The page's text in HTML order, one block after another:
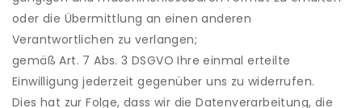
oder die Übermittlung an einen anderen
Verantwortlichen zu verlangen;
gemäß Art. 7 Abs. 3 DSGVO Ihre einmal erteilte
Einwilligung jederzeit gegenüber uns zu widerrufen.
Dies hat zur Folge, dass wir die Datenverarbeitung, die